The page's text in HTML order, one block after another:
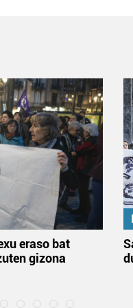
eraso bat
gizona